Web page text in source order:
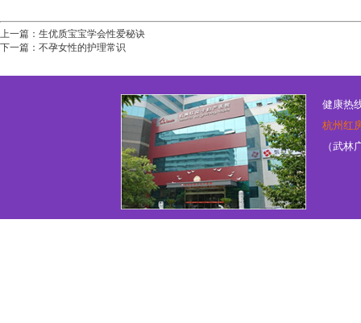
上一篇： 生优质宝宝学会性爱秘诀
下一篇： 不孕女性的护理常识
健康热
杭州红
（武